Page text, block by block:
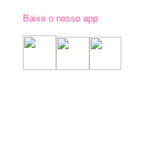
Baixe o nosso app